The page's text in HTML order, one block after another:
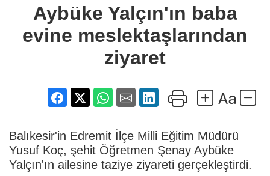
ziyaret
Aybüke Yalçın'ın baba
evine meslektaşlarından
ziyaret
Balıkesir'in Edremit İlçe Milli Eğitim Müdürü
Yusuf Koç, şehit Öğretmen Şenay Aybüke
Yalçın'ın ailesine taziye ziyareti gerçekleştirdi.